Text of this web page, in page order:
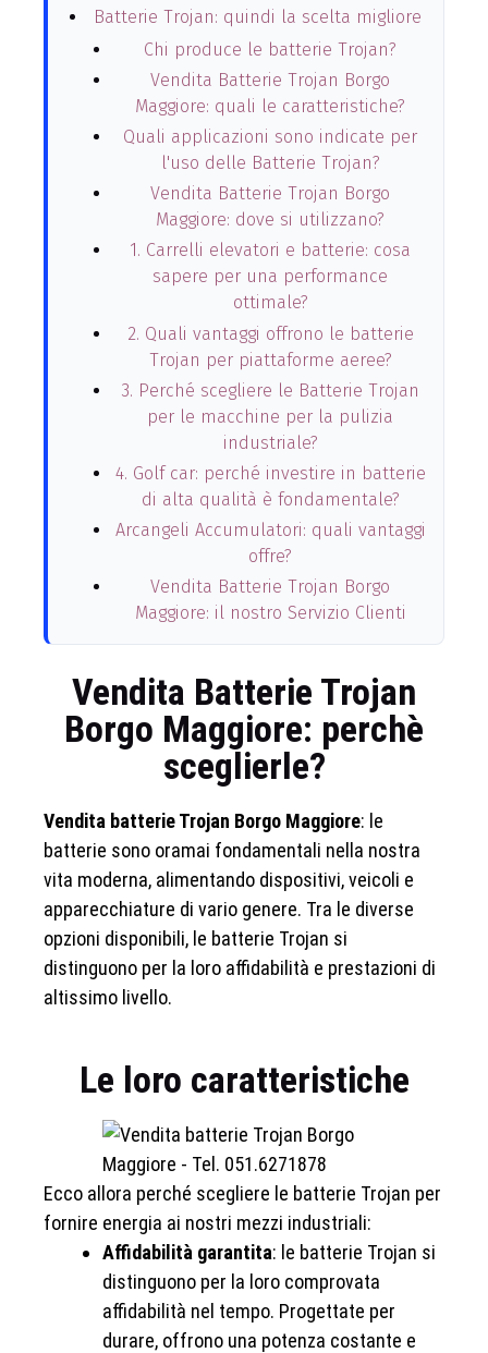
Batterie Trojan: quindi la scelta migliore
Chi produce le batterie Trojan?
Vendita Batterie Trojan Borgo
Maggiore: quali le caratteristiche?
Quali applicazioni sono indicate per
l'uso delle Batterie Trojan?
Vendita Batterie Trojan Borgo
Maggiore: dove si utilizzano?
1. Carrelli elevatori e batterie: cosa
sapere per una performance
ottimale?
2. Quali vantaggi offrono le batterie
Trojan per piattaforme aeree?
3. Perché scegliere le Batterie Trojan
per le macchine per la pulizia
industriale?
4. Golf car: perché investire in batterie
di alta qualità è fondamentale?
Arcangeli Accumulatori: quali vantaggi
offre?
Vendita Batterie Trojan Borgo
Maggiore: il nostro Servizio Clienti
Vendita Batterie Trojan
Borgo Maggiore: perchè
sceglierle?
Vendita batterie Trojan Borgo Maggiore: le
batterie sono oramai fondamentali nella nostra
vita moderna, alimentando dispositivi, veicoli e
apparecchiature di vario genere. Tra le diverse
opzioni disponibili, le batterie Trojan si
distinguono per la loro affidabilità e prestazioni di
altissimo livello.
Le loro caratteristiche
Ecco allora perché scegliere le batterie Trojan per
fornire energia ai nostri mezzi industriali:
Affidabilità garantita: le batterie Trojan si
distinguono per la loro comprovata
affidabilità nel tempo. Progettate per
durare, offrono una potenza costante e